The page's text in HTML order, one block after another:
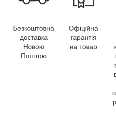
Безкоштовна
доставка
Новою
Поштою
Офіційна
гарантія
на товар